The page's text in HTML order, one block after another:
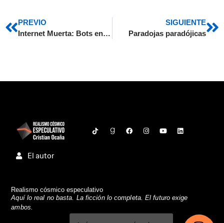
PREVIO
Internet Muerta: Bots en Acción
SIGUIENTE
Paradojas paradójicas
El autor
Realismo cósmico especulativo
Aquí lo real no basta. La ficción lo completa. El futuro exige
ambos.